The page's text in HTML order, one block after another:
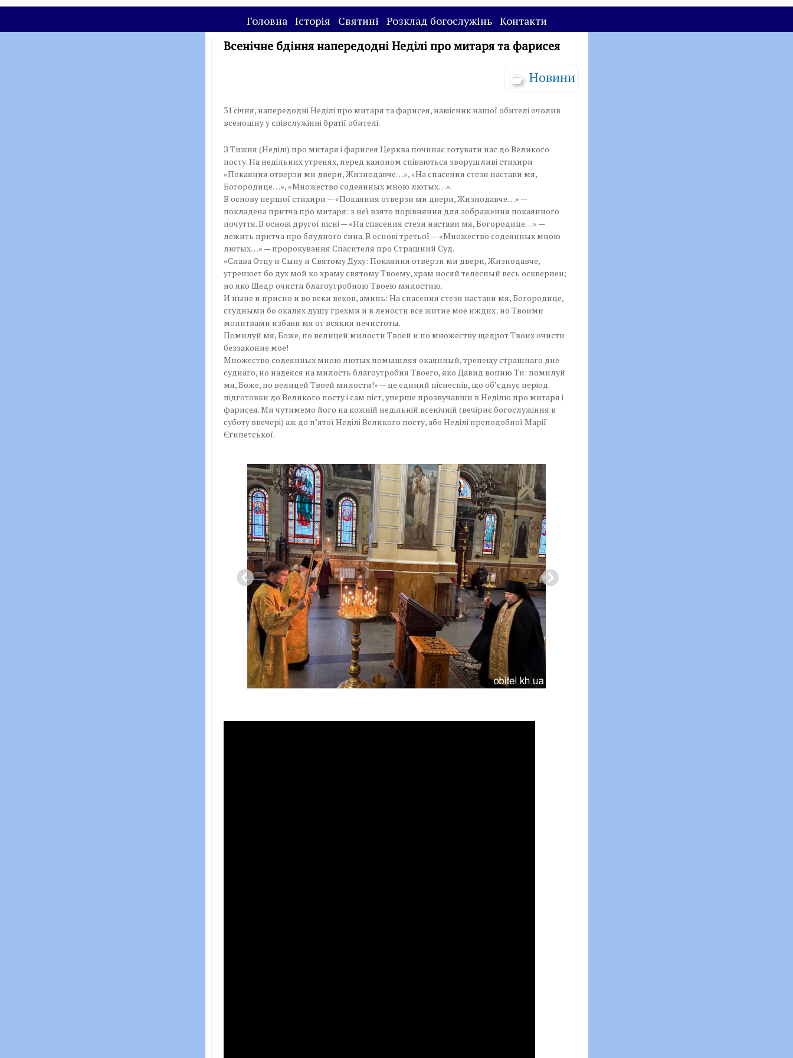
Головна Історія Святині Розклад богослужінь Контакти
Всенічне бдіння напередодні Неділі про митаря та фарисея
Новини
31 січня, напередодні Неділі про митаря та фарисея, намісник нашої обителі очолив
всеношну у співслужінні братії обителі.
З Тижня (Неділі) про митаря і фарисея Церква починає готувати нас до Великого
посту. На недільних утренях, перед каноном співаються зворушливі стихири
«Покаяния отверзи ми двери, Жизнодавче…», «На спасения стези настави мя,
Богородице…», «Множество содеянных мною лютых…».
В основу першої стихири — «Покаяния отверзи ми двери, Жизнодавче…» —
покладена притча про митаря: з неї взято порівняння для зображення покаянного
почуття. В основі другої пісні — «На спасения стези настави мя, Богородице…» —
лежить притча про блудного сина. В основі третьої — «Множество содеянных мною
лютых…» — пророкування Спасителя про Страшний Суд.
«Слава Отцу и Сыну и Святому Духу: Покаяния отверзи ми двери, Жизнодавче,
утренюет бо дух мой ко храму святому Твоему, храм носяй телесный весь осквернен;
но яко Щедр очисти благоутробною Твоею милостию.
И ныне и присно и во веки веков, аминь: На спасения стези настави мя, Богородице,
студными бо окалях душу грехми и в лености все житие мое иждих; но Твоими
молитвами избави мя от всякия нечистоты.
Помилуй мя, Боже, по велицей милости Твоей и по множеству щедрот Твоих очисти
беззаконие мое!
Множество содеянных мною лютых помышляя окаянный, трепещу страшнаго дне
суднаго, но надеяся на милость благоутробия Твоего, яко Давид вопию Ти: помилуй
мя, Боже, по велицей Твоей милости!» — це єдиний піснеспів, що об’єднує період
підготовки до Великого посту і сам піст, уперше прозвучавши в Неділю про митаря і
фарисея. Ми чутимемо його на кожній недільній всенічній (вечірнє богослужіння в
суботу ввечері) аж до п’ятої Неділі Великого посту, або Неділі преподобної Марії
Єгипетської.